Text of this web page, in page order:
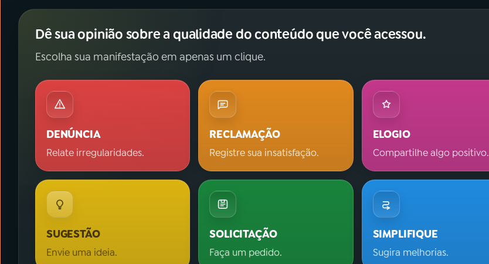
Dê sua opinião sobre a qualidade do conteúdo que você acessou.
Escolha sua manifestação em apenas um clique.
DENÚNCIA
Relate irregularidades.
RECLAMAÇÃO
Registre sua insatisfação.
ELOGIO
Compartilhe algo positivo.
SUGESTÃO
Envie uma ideia.
SOLICITAÇÃO
Faça um pedido.
SIMPLIFIQUE
Sugira melhorias.